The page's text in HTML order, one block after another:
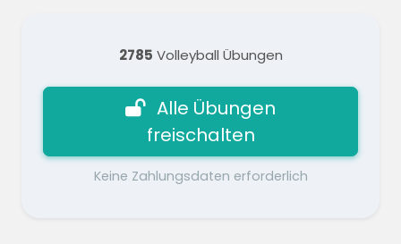
2785 Volleyball Übungen
Alle Übungen
freischalten
Keine Zahlungsdaten erforderlich